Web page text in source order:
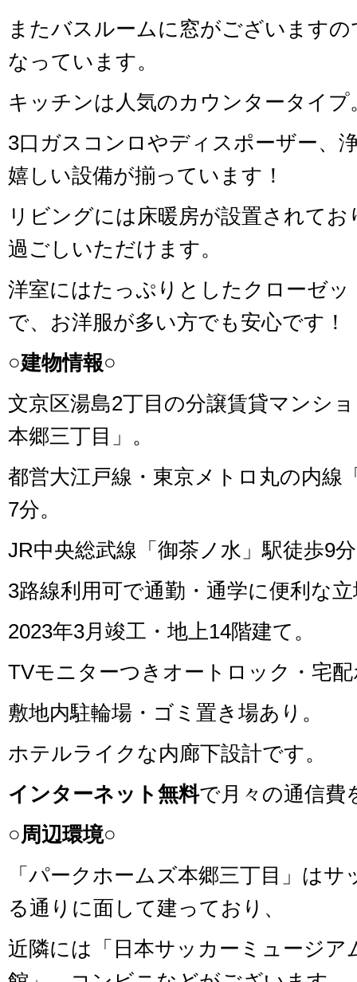
またバスルームに窓がございます
なっています。
キッチンは人気のカウンタータイプ
3口ガスコンロやディスポーザー、
嬉しい設備が揃っています！
リビングには床暖房が設置されて
過ごしいただけます。
洋室にはたっぷりとしたクローゼ
で、お洋服が多い方でも安心です！
○建物情報○
文京区湯島2丁目の分譲賃貸マンシ
本郷三丁目」。
都営大江戸線・東京メトロ丸の内線
7分。
JR中央総武線「御茶ノ水」駅徒歩9
3路線利用可で通勤・通学に便利な
2023年3月竣工・地上14階建て。
TVモニターつきオートロック・宅
敷地内駐輪場・ゴミ置き場あり。
ホテルライクな内廊下設計です。
インターネット無料で月々の通信費
○周辺環境○
「パークホームズ本郷三丁目」は
る通りに面して建っており、
近隣には「日本サッカーミュージア